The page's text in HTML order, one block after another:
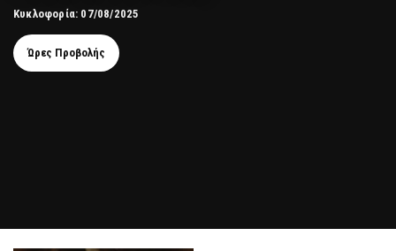
Κυκλοφορία: 07/08/2025
Ώρες Προβολής